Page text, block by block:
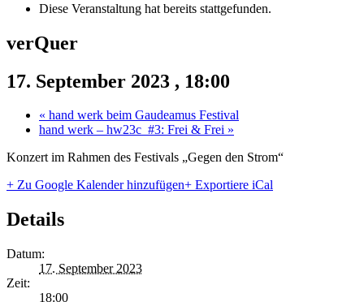
Diese Veranstaltung hat bereits stattgefunden.
verQuer
17. September 2023 , 18:00
« hand werk beim Gaudeamus Festival
hand werk – hw23c_#3: Frei & Frei »
Konzert im Rahmen des Festivals „Gegen den Strom“
+ Zu Google Kalender hinzufügen+ Exportiere iCal
Details
Datum:
17. September 2023
Zeit:
18:00